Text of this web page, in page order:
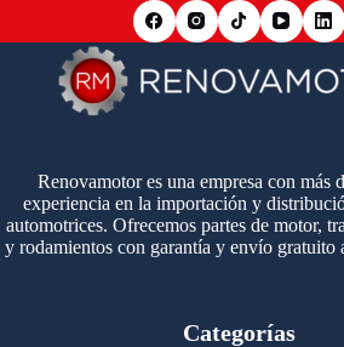
Renovamotor es una empresa con más
experiencia en la importación y
automotrices. Ofrecemos partes de motor,
y rodamientos con garantía y envío gratuito
Categorías